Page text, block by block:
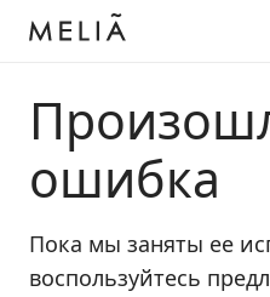
ошибка
Пока мы заняты ее
воспользуйтесь